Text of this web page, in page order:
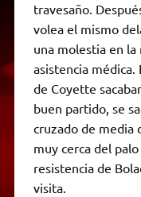
travesaño.
volea el mismo
una molestia en
asistencia
de Coyette
buen partido, se
cruzado de media
muy cerca del
resistencia de
visita.